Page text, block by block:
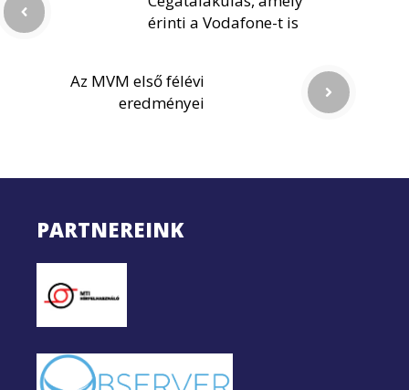
érinti a Vodafone-t is
Az MVM első félévi
eredményei
PARTNEREINK